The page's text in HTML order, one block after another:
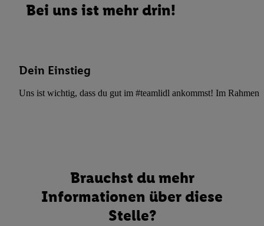
Bei uns ist mehr drin!
Dein Einstieg
Uns ist wichtig, dass du gut im #teamlidl ankommst! Im Rahmen
Brauchst du mehr
Informationen über diese
Stelle?